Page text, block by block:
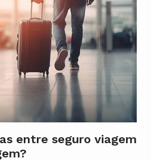
entre seguro viagem